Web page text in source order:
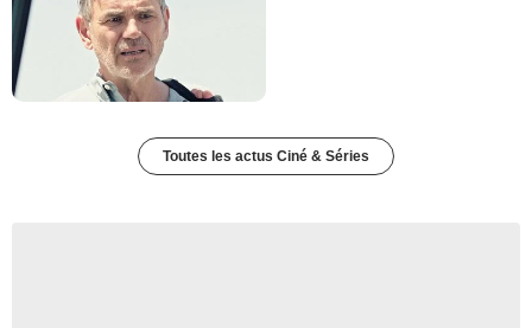
Toutes les actus Ciné & Séries